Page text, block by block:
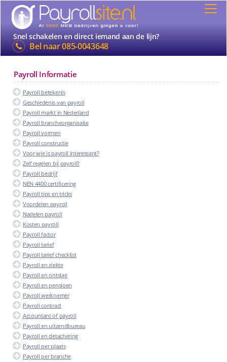
Snel schakelen en direct iemand aan de lijn?
Bel naar085-0043648
Payroll Informatie
Payroll betekenis
Geschiedenis van payroll
Payroll markt in Nederland
Payroll brancheorganisatie
Payroll vormen
Payroll constructie
Voor wie is payroll interessant?
Zelf regelen bij payroll?
Payroll bedrijf
NEN 4400 certificering
Payroll tips en tricks
Voordelen payroll
Nadelen payroll
Kosten payroll
Payroll factor
Payroll tarief
Payroll tarief checklist
Payroll en ziekte
Payroll en ontslag
Payroll en pensioen
Payroll werknemer
Payroll contract
Accountant of payroll
Payroll en uitzendbureau
Payroll en detachering
Payroll per plaats
Payroll per branche